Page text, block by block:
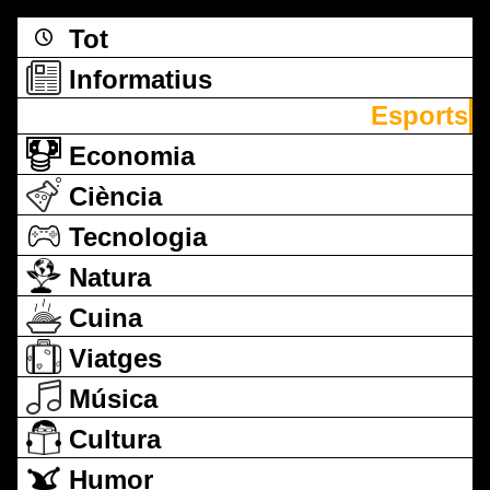
Tot
Informatius
Esports
Economia
Ciència
Tecnologia
Natura
Cuina
Viatges
Música
Cultura
Humor